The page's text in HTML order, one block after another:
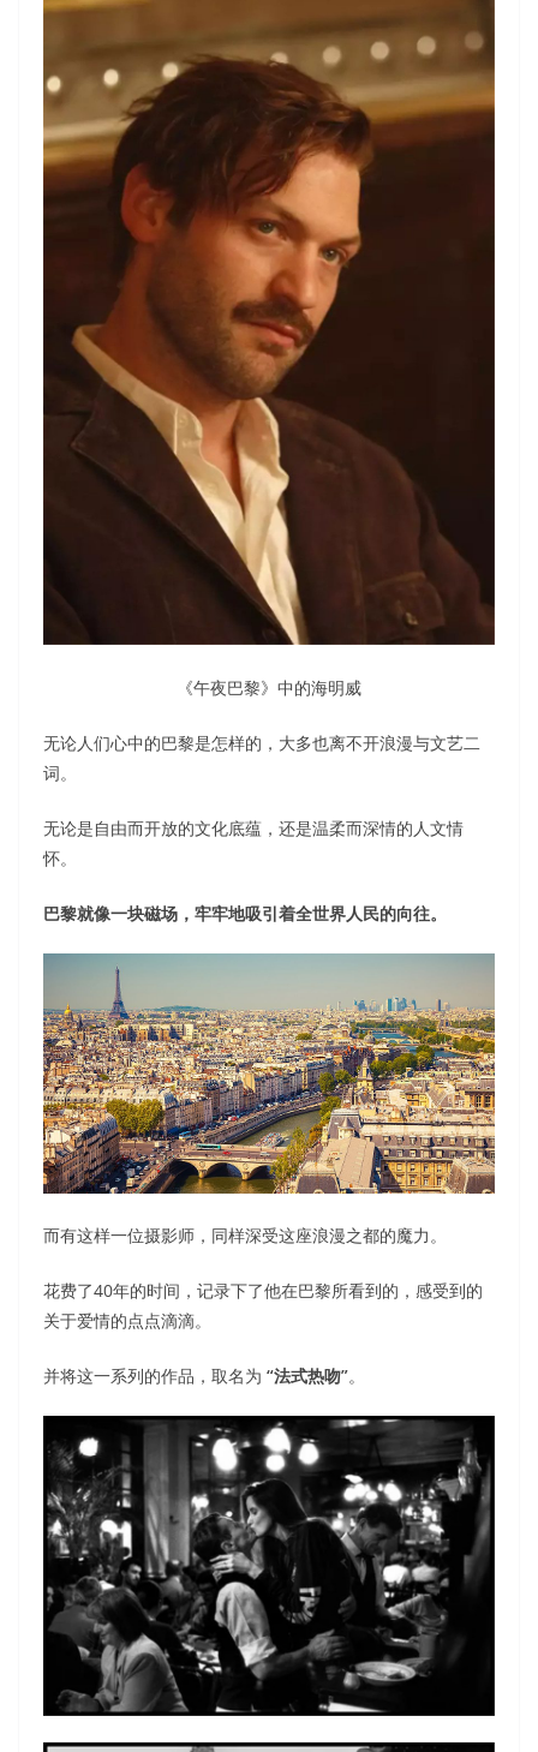
《午夜巴黎》中的海明威
无论人们心中的巴黎是怎样的，大多也离不开浪漫与文艺二
词。
无论是自由而开放的文化底蕴，还是温柔而深情的人文情
怀。
巴黎就像一块磁场，牢牢地吸引着全世界人民的向往。
而有这样一位摄影师，同样深受这座浪漫之都的魔力。
花费了40年的时间，记录下了他在巴黎所看到的，感受到的
关于爱情的点点滴滴。
并将这一系列的作品，取名为 “法式热吻”。